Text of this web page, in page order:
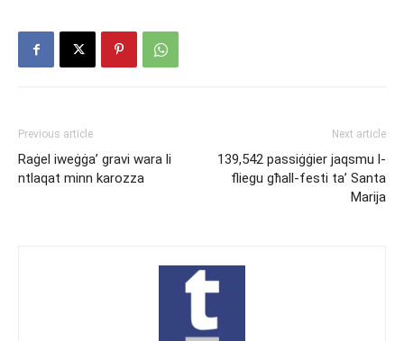
Previous article
Raġel iweġġa’ gravi wara li
ntlaqat minn karozza
Next article
139,542 passiġġier jaqsmu l-
fliegu għall-festi ta’ Santa
Marija